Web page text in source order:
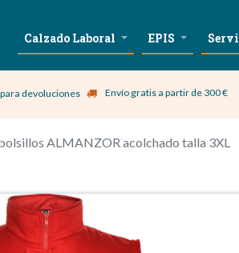
Calzado Laboral EPIS
devoluciones Envío gratis a partir de 300 €
ALMANZOR acolchado talla 3XL